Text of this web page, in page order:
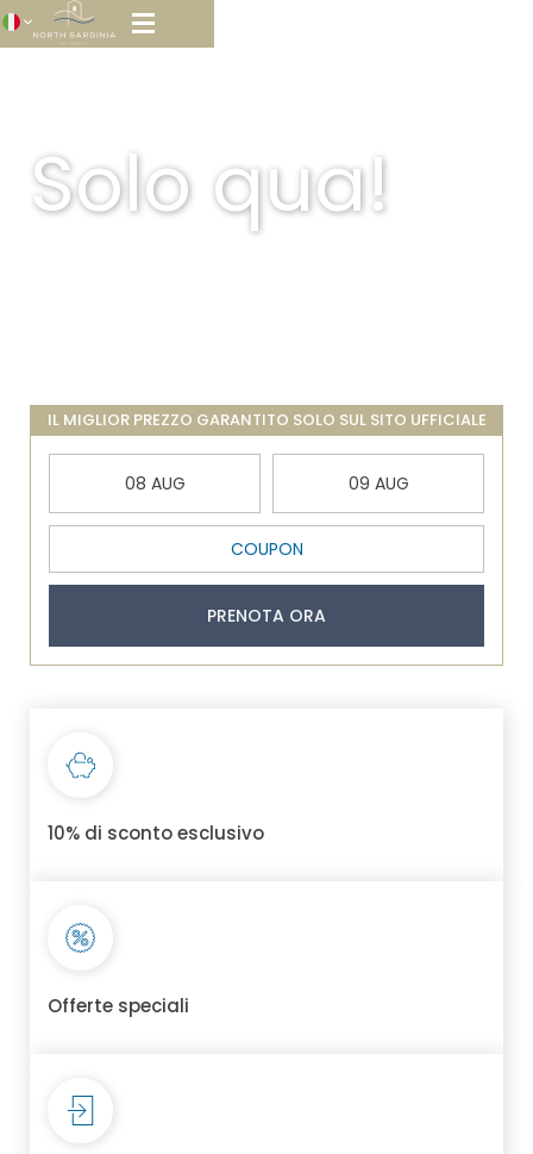
Solo qua!
10% di sconto esclusivo
Offerte speciali
IL MIGLIOR PREZZO GARANTITO SOLO SUL SITO UFFICIALE
PRENOTA ORA